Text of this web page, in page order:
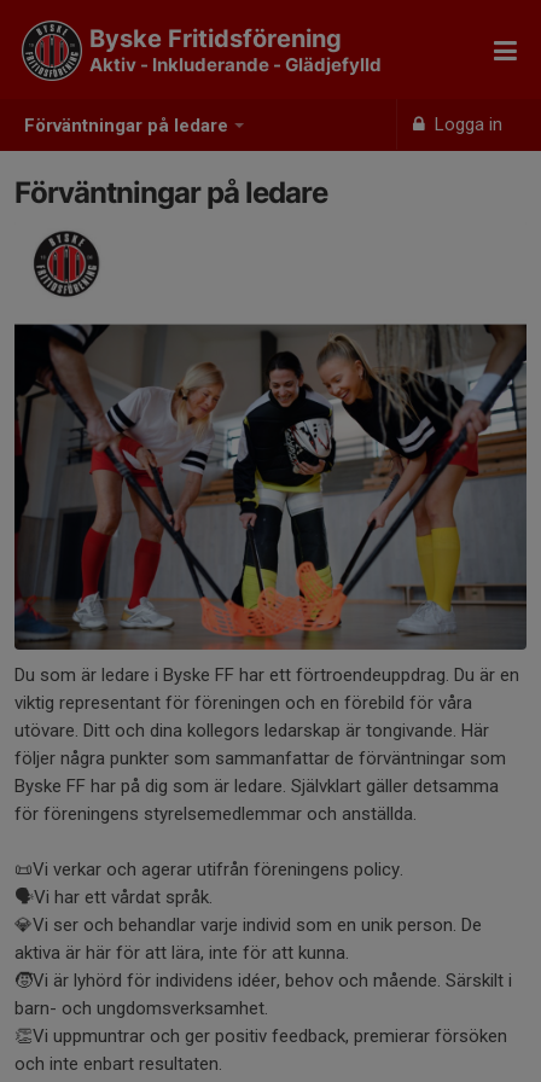
Förväntningar på ledare Logga in
Byske Fritidsförening
Aktiv - Inkluderande - Glädjefylld
Förväntningar på ledare
Du som är ledare i Byske FF har ett förtroendeuppdrag. Du är en
viktig representant för föreningen och en förebild för våra
utövare. Ditt och dina kollegors ledarskap är tongivande. Här
följer några punkter som sammanfattar de förväntningar som
Byske FF har på dig som är ledare. Självklart gäller detsamma
för föreningens styrelsemedlemmar och anställda.
📜Vi verkar och agerar utifrån föreningens policy.
🗣️Vi har ett vårdat språk.
💎Vi ser och behandlar varje individ som en unik person. De
aktiva är här för att lära, inte för att kunna.
🧒Vi är lyhörd för individens idéer, behov och mående. Särskilt i
barn- och ungdomsverksamhet.
👏Vi uppmuntrar och ger positiv feedback, premierar försöken
och inte enbart resultaten.